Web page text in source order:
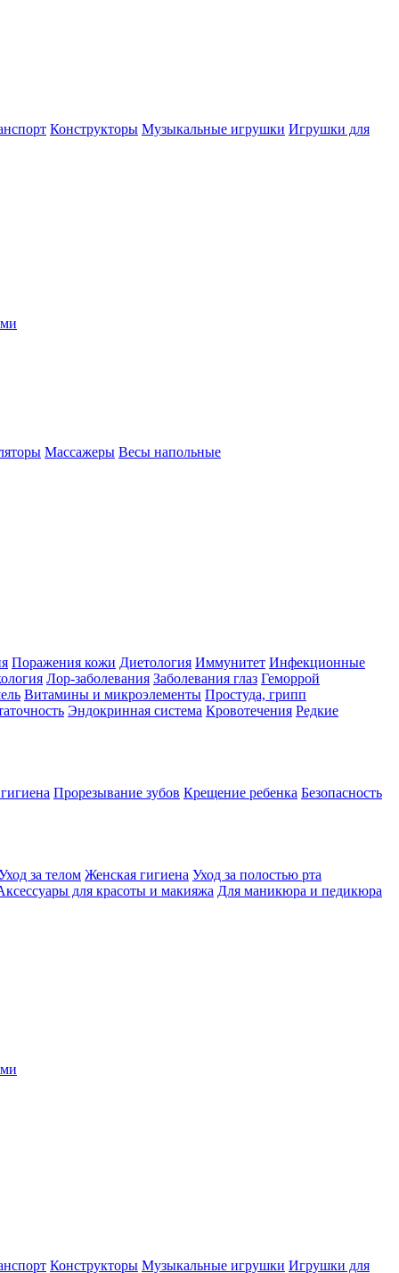
Конструкторы Музыкальные игрушки Игрушки для
Массажеры Весы напольные
Поражения кожи Диетология Иммунитет Инфекционные
Лор-заболевания Заболевания глаз Геморрой
Витамины и микроэлементы Простуда, грипп
Эндокринная система Кровотечения Редкие
Прорезывание зубов Крещение ребенка Безопасность
за телом Женская гигиена Уход за полостью рта
для красоты и макияжа Для маникюра и педикюра
Конструкторы Музыкальные игрушки Игрушки для